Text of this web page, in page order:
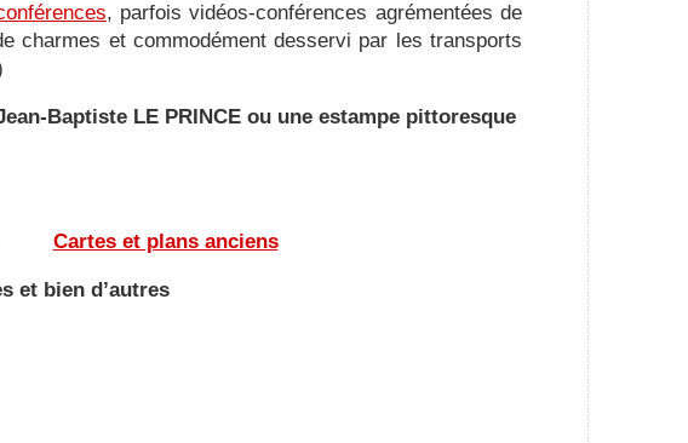
, parfois vidéos-conférences agrémentées de
charmes et commodément desservi par les transports
Baptiste LE PRINCE ou une estampe pittoresque
Cartes et plans anciens
et bien d’autres